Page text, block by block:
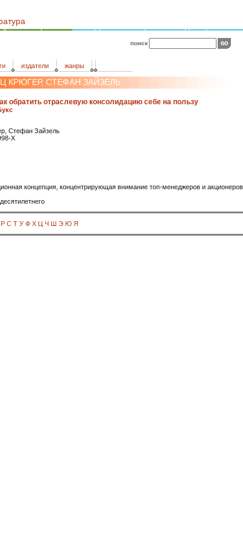
поиск
издатели жанры
КРЮГЕР, СТЕФАН ЗАЙЗЕЛЬ
обратить отраслевую консолидацию себе на пользу
Стефан Зайзель
X
концепция, концентрирующая внимание топ-менеджеров и
Р С Т У Ф Х Ц Ч Ш Э Ю Я